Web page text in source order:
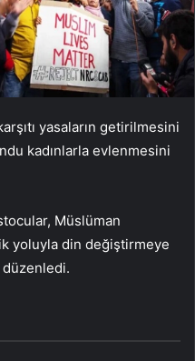
yasaların getirilmesini
kadınlarla evlenmesini
Müslüman
yoluyla din değiştirmeye